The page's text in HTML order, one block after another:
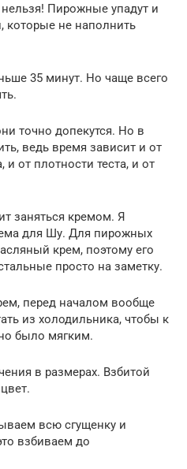
Пирожные упадут и
которые не наполнить
35 минут. Но чаще всего
точно допекутся. Но в
ведь время зависит и от
от плотности теста, и от
заняться кремом. Я
для Шу. Для пирожных
крем, поэтому его
просто на заметку.
перед началом вообще
из холодильника, чтобы к
было мягким.
в размерах. Взбитой
всю сгущенку и
взбиваем до